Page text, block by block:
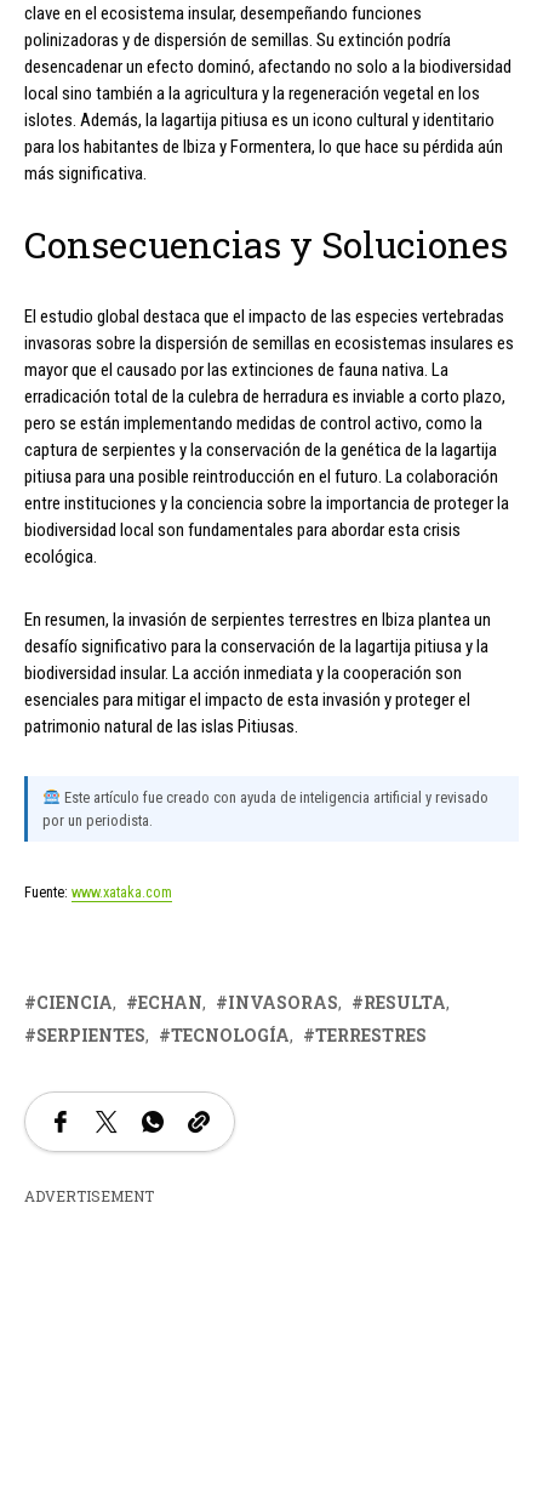
clave en el ecosistema insular, desempeñando funciones
polinizadoras y de dispersión de semillas. Su extinción podría
desencadenar un efecto dominó, afectando no solo a la biodiversidad
local sino también a la agricultura y la regeneración vegetal en los
islotes. Además, la lagartija pitiusa es un icono cultural y identitario
para los habitantes de Ibiza y Formentera, lo que hace su pérdida aún
más significativa.
Consecuencias y Soluciones
El estudio global destaca que el impacto de las especies vertebradas
invasoras sobre la dispersión de semillas en ecosistemas insulares es
mayor que el causado por las extinciones de fauna nativa. La
erradicación total de la culebra de herradura es inviable a corto plazo,
pero se están implementando medidas de control activo, como la
captura de serpientes y la conservación de la genética de la lagartija
pitiusa para una posible reintroducción en el futuro. La colaboración
entre instituciones y la conciencia sobre la importancia de proteger la
biodiversidad local son fundamentales para abordar esta crisis
ecológica.
En resumen, la invasión de serpientes terrestres en Ibiza plantea un
desafío significativo para la conservación de la lagartija pitiusa y la
biodiversidad insular. La acción inmediata y la cooperación son
esenciales para mitigar el impacto de esta invasión y proteger el
patrimonio natural de las islas Pitiusas.
Este artículo fue creado con ayuda de inteligencia artificial y revisado
por un periodista.
Fuente: www.xataka.com
CIENCIA ECHAN INVASORAS
RESULTA
SERPIENTES
TECNOLOGÍA TERRESTRES
ADVERTISEMENT